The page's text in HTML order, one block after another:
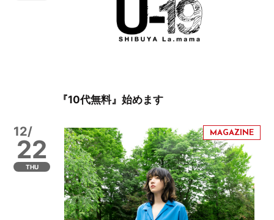
『10代無料』始めます
12/
22
THU